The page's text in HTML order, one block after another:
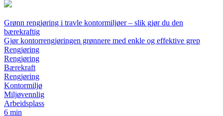
Grønn rengjøring i travle kontormiljøer – slik gjør du den
bærekraftig
Gjør kontorrengjøringen grønnere med enkle og effektive grep
Rengjøring
Rengjøring
Bærekraft
Rengjøring
Kontormiljø
Miljøvennlig
Arbeidsplass
6 min